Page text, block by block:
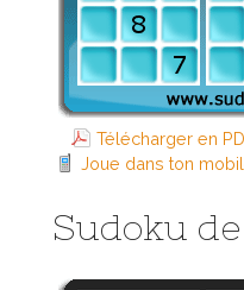
Télécharger en
Joue dans ton
Sudoku